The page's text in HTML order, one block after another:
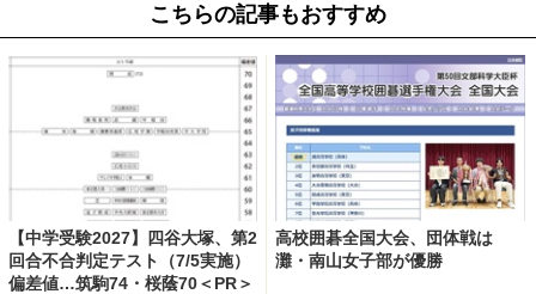
こちらの記事もおすすめ
【中学受験2027】四谷大塚、第2
回合不合判定テスト（7/5実施）
偏差値…筑駒74・桜蔭70＜PR＞
高校囲碁全国大会、団体戦は
灘・南山女子部が優勝